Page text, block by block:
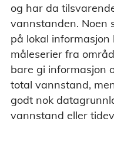
og har da
vannstanden. Noen
på lokal
måleserier fra
bare gi informasjon
total vannstand,
godt nok
vannstand eller